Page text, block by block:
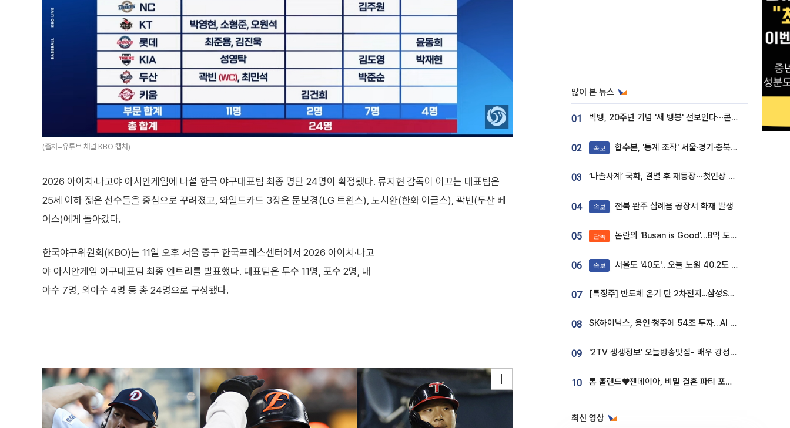
(출처=유튜브 채널 KBO 캡처)
2026 아이치·나고야 아시안게임에 나설 한국 야구대표팀 최종 명단 24명이 확정됐다. 류지현 감독이 이끄는 대표팀은
25세 이하 젊은 선수들을 중심으로 꾸려졌고, 와일드카드 3장은 문보경(LG 트윈스), 노시환(한화 이글스), 곽빈(두산 베
어스)에게 돌아갔다.
한국야구위원회(KBO)는 11일 오후 서울 중구 한국프레스센터에서 2026 아이치·나고
야 아시안게임 야구대표팀 최종 엔트리를 발표했다. 대표팀은 투수 11명, 포수 2명, 내
야수 7명, 외야수 4명 등 총 24명으로 구성됐다.
많이 본 뉴스
01 빅뱅, 20주년 기념 '새 뱅봉' 선보인다⋯콘서트 앞두고 팝업 개최
02 속보 합수본, '통계 조작' 서울·경기·충북 선관위 등 추가 압수수색
03 ‘나솔사계’ 국화, 결별 후 재등장⋯첫인상 투표 휩쓸고 ‘인기녀’ 등극
04 속보 전북 완주 삼례읍 공장서 화재 발생
05 단독 논란의 'Busan is Good'…8억 도시브랜드, 용산 대통령실 CI 업체가 수행
06 속보 서울도 '40도'…오늘 노원 40.2도 기록
07 [특징주] 반도체 온기 탄 2차전지...삼성SDI, 장 초반 7% 넘게 껑충
08 SK하이닉스, 용인·청주에 54조 투자…AI 메모리 생산기지 키운다
09 '2TV 생생정보' 오늘방송맛집- 배우 강성진 단골! 쌀국수ㆍ푸팟퐁 커리 맛집 '블○○○'
10 톰 홀랜드♥젠데이아, 비밀 결혼 파티 포착⋯호텔 대관비만 9억
최신 영상